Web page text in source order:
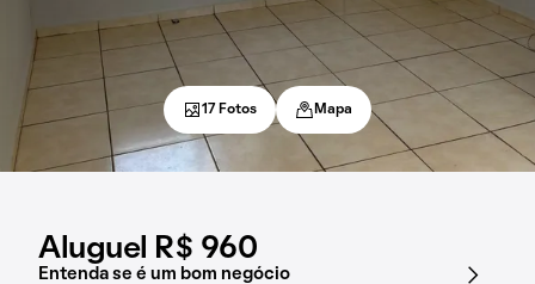
Aluguel R$ 960
Entenda se é um bom negócio
17 Fotos Mapa